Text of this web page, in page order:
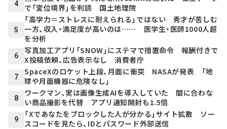
4
で「変位境界」を判読 国土地理院
5
「高学力＝ストレスに耐えられる」ではない 秀才が苦しむ
一方、収入・満足度が高いのは…… 医学生・医師1000人超
を分析
6
写真加工アプリ「SNOW」にステマで措置命令 報酬付きで
X投稿依頼、広告表示なし 消費者庁
7
SpaceXのロケット上段、月面に衝突 NASAが発表 「地
球や月面機器に危険なし」
8
ワークマン、実は画像生成AIを導入していた 間に合わな
い商品撮影を代替 アプリ通知開封も1.5倍
9
「Xであなたをブロックした人が分かる」サイト拡散 ソー
スコードを見たら、IDとパスワード外部送信